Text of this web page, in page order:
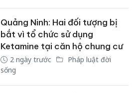
Quảng Ninh: Hai đối tượng bị
bắt vì tổ chức sử dụng
Ketamine tại căn hộ chung cư
2 ngày trước
Pháp luật đời
sống